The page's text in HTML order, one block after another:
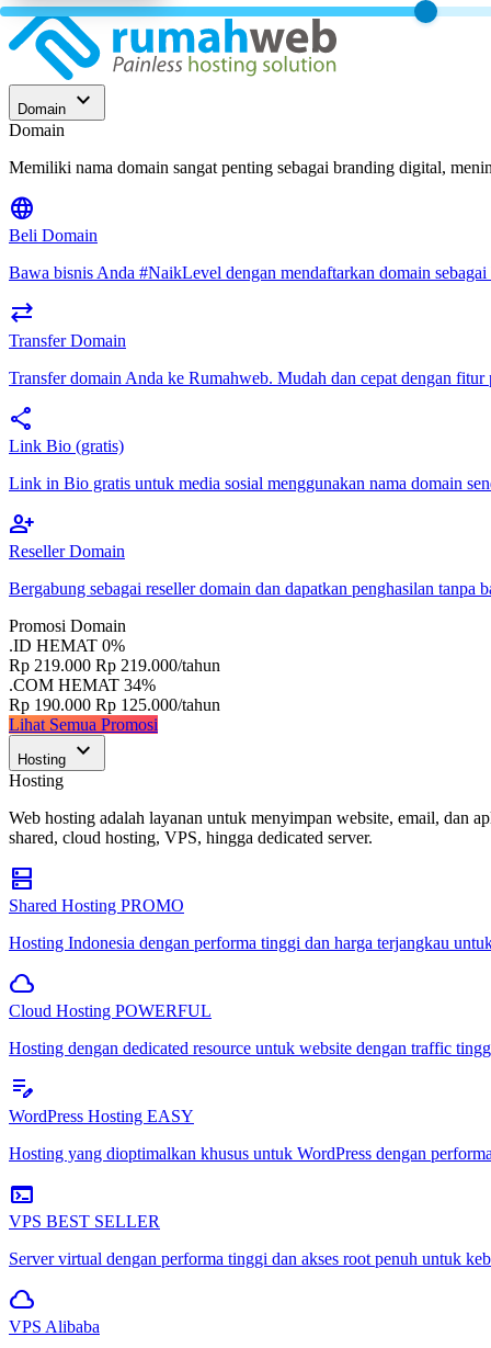
Domain expand_more
Domain
Memiliki nama domain sangat penting sebagai branding digital,
language
Beli Domain
Bawa bisnis Anda #NaikLevel dengan mendaftarkan domain
sync_alt
Transfer Domain
Transfer domain Anda ke Rumahweb. Mudah dan cepat dengan
share
Link Bio (gratis)
Link in Bio gratis untuk media sosial menggunakan nama domain
person_add
Reseller Domain
Bergabung sebagai reseller domain dan dapatkan penghasilan tanpa
Promosi Domain
.ID HEMAT 0%
Rp 219.000 Rp 219.000/tahun
.COM HEMAT 34%
Rp 190.000 Rp 125.000/tahun
Lihat Semua Promosi
Hosting expand_more
Hosting
Web hosting adalah layanan untuk menyimpan website, email, dan
shared, cloud hosting, VPS, hingga dedicated server.
dns
Shared Hosting PROMO
Hosting Indonesia dengan performa tinggi dan harga terjangkau
cloud
Cloud Hosting POWERFUL
Hosting dengan dedicated resource untuk website dengan traffic
edit_note
WordPress Hosting EASY
Hosting yang dioptimalkan khusus untuk WordPress dengan
terminal
VPS BEST SELLER
Server virtual dengan performa tinggi dan akses root penuh untuk
cloud_queue
VPS Alibaba